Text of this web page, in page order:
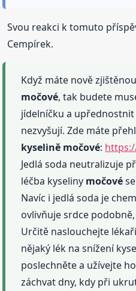
Svou reakci k tomuto
Cempírek.
Když máte nově
močové, tak budete
jídelníčku a
nezvyšují. Zde máte
kyselině močové:
Jedlá soda neutralizuje
léčba kyseliny močové
Navíc i jedlá soda je
ovlivňuje srdce
Určitě naslouchejte
nějaký lék na snížení
poslechněte a užívejte
záchvat dny, kdy při